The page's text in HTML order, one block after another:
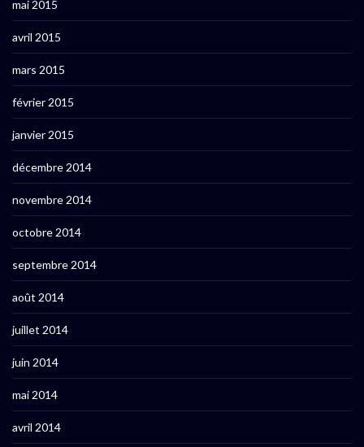
mai 2015
avril 2015
mars 2015
février 2015
janvier 2015
décembre 2014
novembre 2014
octobre 2014
septembre 2014
août 2014
juillet 2014
juin 2014
mai 2014
avril 2014